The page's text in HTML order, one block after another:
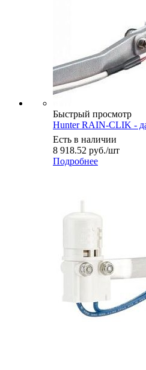
Быстрый просмотр
Hunter RAIN-CLIK -
Есть в наличии
8 918.52 руб./шт
Подробнее